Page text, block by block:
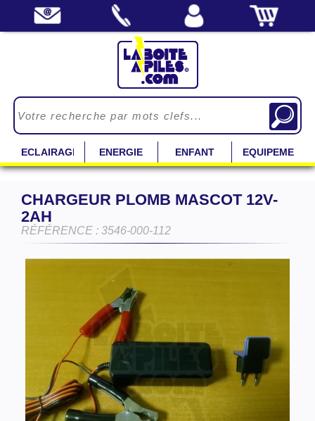
ECLAIRAGE ENERGIE ENFANT EQUIPEMENT
CHARGEUR PLOMB MASCOT 12V-
2AH
RÉFÉRENCE : 3546-000-112